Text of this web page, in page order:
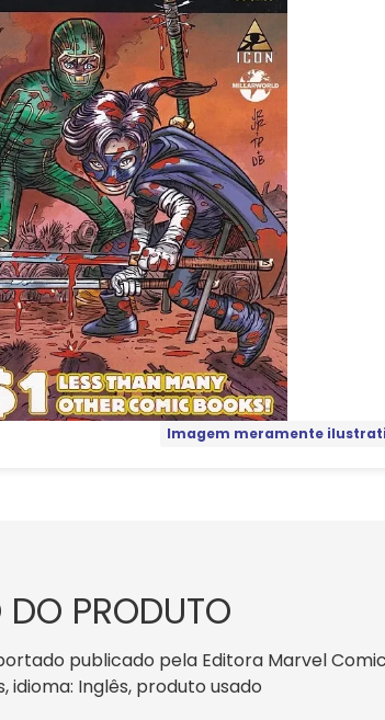
Imagem meramente
PRODUTO
publicado pela Editora Marvel
idioma: Inglês, produto usado